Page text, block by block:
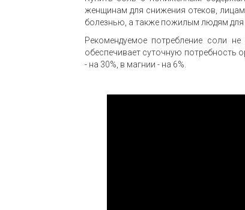
женщинам для снижения отеков,
болезнью, а также пожилым людям для
Рекомендуемое потребление соли
обеспечивает суточную потребность
- на 30%, в магнии - на 6%.